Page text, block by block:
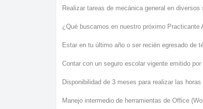
Realizar tareas de mecánica general en diversos
¿Qué buscamos en nuestro próximo Practicante
Estar en tu último año o ser recién egresado de
Contar con un seguro escolar vigente emitido por
Disponibilidad de 3 meses para realizar las horas
Manejo intermedio de herramientas de Office